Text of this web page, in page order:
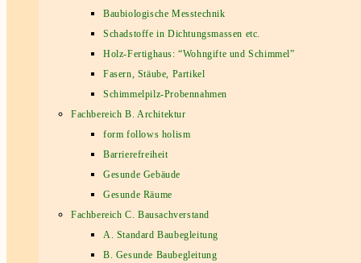
Baubiologische Messtechnik
Schadstoffe in Dichtungsmassen etc.
Holz-Fertighaus: “Wohngifte und Schimmel”
Fasern, Stäube, Partikel
Schimmelpilz-Probennahmen
Fachbereich B. Architektur
form follows holism
Barrierefreiheit
Gesunde Gebäude
Gesunde Räume
Fachbereich C. Bausachverstand
A. Standard Baubegleitung
B. Gesunde Baubegleitung